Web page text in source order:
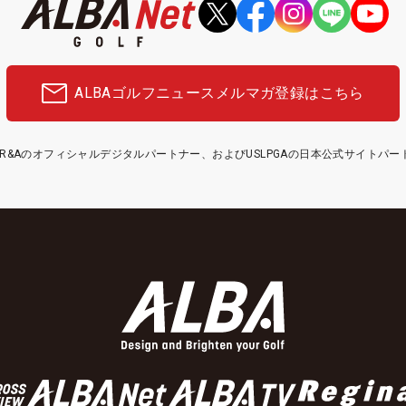
ALBAゴルフニュース メルマガ登録はこちら
のオフィシャルデジタルパートナー、およびUSLPGAの日本公式サイトパー